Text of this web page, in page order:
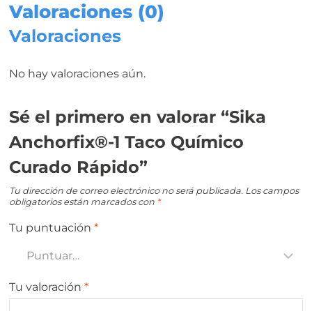
Valoraciones (0)
Valoraciones
No hay valoraciones aún.
Sé el primero en valorar “Sika
Anchorfix®-1 Taco Químico
Curado Rápido”
Tu dirección de correo electrónico no será publicada. Los campos
obligatorios están marcados con *
Tu puntuación *
Tu valoración *